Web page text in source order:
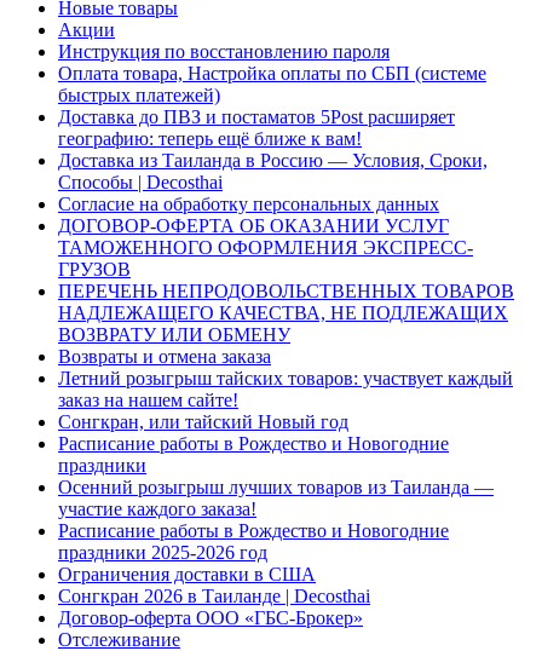
Новые товары
Акции
Инструкция по восстановлению пароля
Оплата товара, Настройка оплаты по СБП (системе
быстрых платежей)
Доставка до ПВЗ и постаматов 5Post расширяет
географию: теперь ещё ближе к вам!
Доставка из Таиланда в Россию — Условия, Сроки,
Способы | Decosthai
Согласие на обработку персональных данных
ДОГОВОР-ОФЕРТА ОБ ОКАЗАНИИ УСЛУГ
ТАМОЖЕННОГО ОФОРМЛЕНИЯ ЭКСПРЕСС-
ГРУЗОВ
ПЕРЕЧЕНЬ НЕПРОДОВОЛЬСТВЕННЫХ ТОВАРОВ
НАДЛЕЖАЩЕГО КАЧЕСТВА, НЕ ПОДЛЕЖАЩИХ
ВОЗВРАТУ ИЛИ ОБМЕНУ
Возвраты и отмена заказа
Летний розыгрыш тайских товаров: участвует каждый
заказ на нашем сайте!
Сонгкран, или тайский Новый год
Расписание работы в Рождество и Новогодние
праздники
Осенний розыгрыш лучших товаров из Таиланда —
участие каждого заказа!
Расписание работы в Рождество и Новогодние
праздники 2025-2026 год
Ограничения доставки в США
Сонгкран 2026 в Таиланде | Decosthai
Договор-оферта ООО «ГБС-Брокер»
Отслеживание